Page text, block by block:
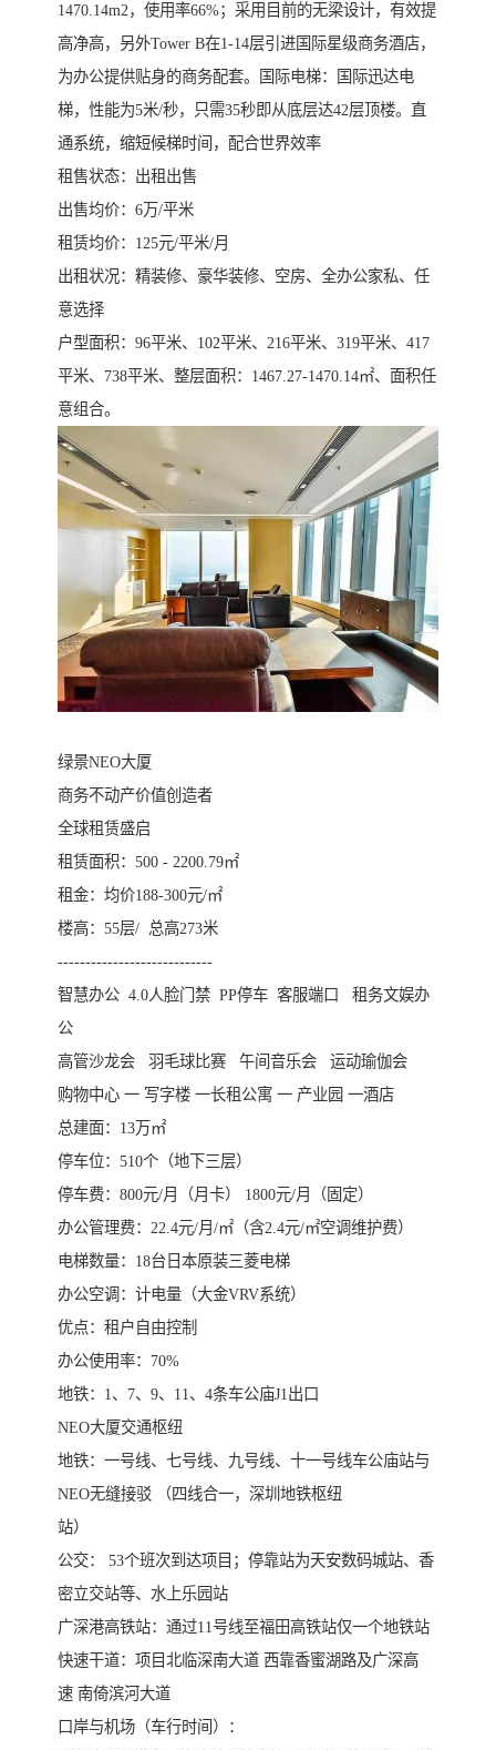
1470.14m2，使用率66%；采用目前的无梁设计，有效提
高净高，另外Tower B在1-14层引进国际星级商务酒店，
为办公提供贴身的商务配套。国际电梯：国际迅达电
梯，性能为5米/秒，只需35秒即从底层达42层顶楼。直
通系统，缩短候梯时间，配合世界效率
租售状态：出租出售
出售均价：6万/平米
租赁均价：125元/平米/月
出租状况：精装修、豪华装修、空房、全办公家私、任
意选择
户型面积：96平米、102平米、216平米、319平米、417
平米、738平米、整层面积：1467.27-1470.14㎡、面积任
意组合。
绿景NEO大厦
商务不动产价值创造者
全球租赁盛启
租赁面积：500 - 2200.79㎡
租金：均价188-300元/㎡
楼高：55层/ 总高273米
----------------------------
智慧办公 4.0人脸门禁 PP停车 客服端口 租务文娱办
公
高管沙龙会 羽毛球比赛 午间音乐会 运动瑜伽会
购物中心 一 写字楼 一长租公寓 一 产业园 一酒店
总建面：13万㎡
停车位：510个（地下三层）
停车费：800元/月（月卡） 1800元/月（固定）
办公管理费：22.4元/月/㎡（含2.4元/㎡空调维护费）
电梯数量：18台日本原装三菱电梯
办公空调：计电量（大金VRV系统）
优点：租户自由控制
办公使用率：70%
地铁：1、7、9、11、4条车公庙J1出口
NEO大厦交通枢纽
地铁：一号线、七号线、九号线、十一号线车公庙站与
NEO无缝接驳 （四线合一，深圳地铁枢纽
站）
公交： 53个班次到达项目；停靠站为天安数码城站、香
密立交站等、水上乐园站
广深港高铁站：通过11号线至福田高铁站仅一个地铁站
快速干道：项目北临深南大道 西靠香蜜湖路及广深高
速 南倚滨河大道
口岸与机场（车行时间）：